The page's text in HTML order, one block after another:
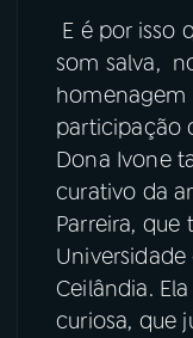
E é por isso
som salva,
participação
Dona Ivone
curativo da
Parreira,
Universidade
Ceilândia.
curiosa, que